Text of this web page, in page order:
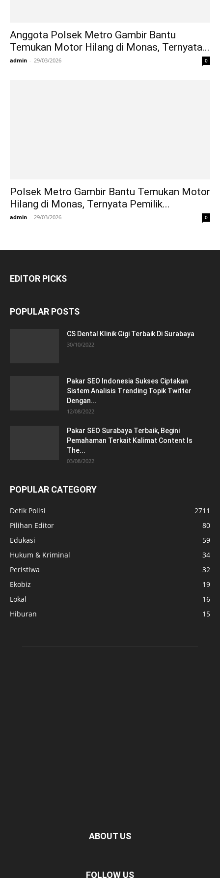
Anggota Polsek Metro Gambir Bantu
Temukan Motor Hilang di Monas, Ternyata...
admin - 29/03/2026 0
Polsek Metro Gambir Bantu Temukan Motor
Hilang di Monas, Ternyata Pemilik...
admin - 29/03/2026 0
EDITOR PICKS
POPULAR POSTS
CS Dental Klinik Gigi Terbaik Di Surabaya
30/10/2022
Pakar SEO Indonesia Sukses Ciptakan
Sistem Analisis Trending Topik Twitter
Dengan...
12/08/2022
Pakar SEO Surabaya Terbaik, Begini
Pemahaman Terkait Kalimat Content Is
The...
03/08/2022
POPULAR CATEGORY
Detik Polisi
2711
Pilihan Editor
80
Edukasi
59
Hukum & Kriminal
34
Peristiwa
32
Ekobiz
19
Lokal
16
Hiburan
15
ABOUT US
FOLLOW US